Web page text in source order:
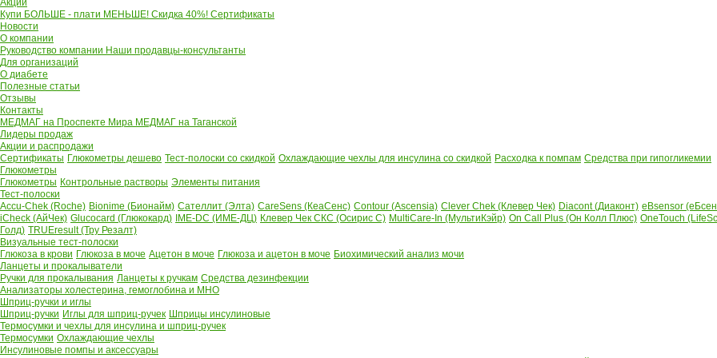
Акции
Купи БОЛЬШЕ - плати МЕНЬШЕ! Скидка 40%! Сертификаты
Новости
О компании
Руководство компании Наши продавцы-консультанты
Для организаций
О диабете
Полезные статьи
Отзывы
Контакты
МЕДМАГ на Проспекте Мира МЕДМАГ на Таганской
Лидеры продаж
Акции и распродажи
Сертификаты Глюкометры дешево Тест-полоски со скидкой Охлаждающие чехлы для инсулина со скидкой Расходка к помпам Средства при гипогликемии
Глюкометры
Глюкометры Контрольные растворы Элементы питания
Тест-полоски
Accu-Chek (Roche) Bionime (Бионайм) Сателлит (Элта) CareSens (КеаСенс) Contour (Ascensia) Clever Chek (Клевер Чек) Diacont (Диаконт) eBsensor
iCheck (АйЧек) Glucocard (Глюкокард) IME-DC (ИМЕ-ДЦ) Клевер Чек СКС (Осирис С) MultiCare-In (МультиКэйр) On Call Plus (Он Колл Плюс) OneTouch
Голд) TRUEresult (Тру Резалт)
Визуальные тест-полоски
Глюкоза в крови Глюкоза в моче Ацетон в моче Глюкоза и ацетон в моче Биохимический анализ мочи
Ланцеты и прокалыватели
Ручки для прокалывания Ланцеты к ручкам Средства дезинфекции
Анализаторы холестерина, гемоглобина и МНО
Шприц-ручки и иглы
Шприц-ручки Иглы для шприц-ручек Шприцы инсулиновые
Термосумки и чехлы для инсулина и шприц-ручек
Термосумки Охлаждающие чехлы
Инсулиновые помпы и аксессуары